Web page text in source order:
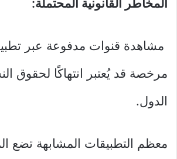
المخاطر القانونية المحتملة:
مشاهدة قنوات مدفوعة عبر
مرخصة قد يُعتبر انتهاكًا لحقوق
الدول.
معظم التطبيقات المشابهة تضع